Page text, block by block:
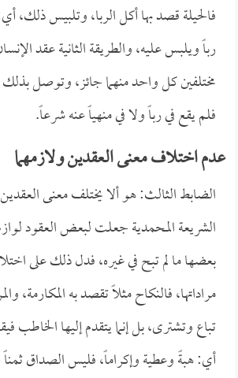
فالحيلة قصد بها أكل الربا، وتلبيس ذلك،
رباً ويلبس عليه، والطريقة الثانية عقد
مختلفين كل واحد منهما جائز، وتوصل بذلك
فلم يقع في رباً ولا في منهياً عنه شرعاً.
عدم اختلاف معنى العقدين ولازمهما
الضابط الثالث: هو ألا يختلف معنى
الشريعة المحمدية جعلت لبعض العقود
بعضها ما لم تبح في غيره، فدل ذلك على
مراداتها، فالنكاح مثلاً تقصد به المكارمة،
تباع وتشترى، بل إنما يتقدم إليها الخاطب
أي: هبةً وعطية وإكراماً، فليس الصداق ثمناً